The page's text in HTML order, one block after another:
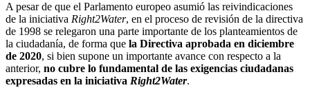
A pesar de que el Parlamento europeo asumió las reivindicaciones
de la iniciativa Right2Water, en el proceso de revisión de la directiva
de 1998 se relegaron una parte importante de los planteamientos de
la ciudadanía, de forma que la Directiva aprobada en diciembre
de 2020, si bien supone un importante avance con respecto a la
anterior, no cubre lo fundamental de las exigencias ciudadanas
expresadas en la iniciativa Right2Water.